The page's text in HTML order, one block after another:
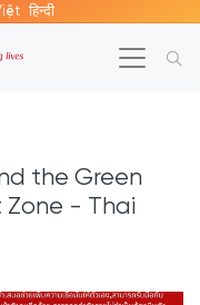
हिन्दी
the Green
Zone - Thai